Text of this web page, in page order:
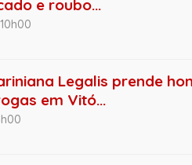
e roubo...
Legalis prende
em Vitó...